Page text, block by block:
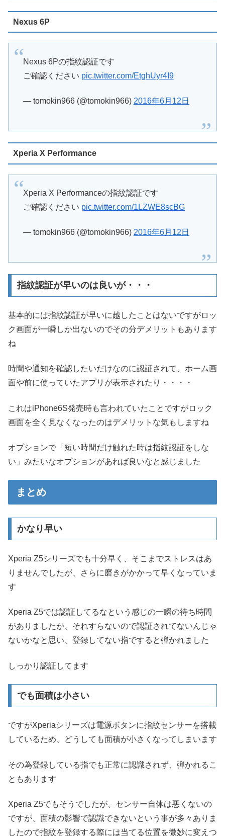
Nexus 6P
Nexus 6Pの指紋認証です
ご確認ください pic.twitter.com/EtghUyr4I9
— tomokin966 (@tomokin966) 2016年6月12日
Xperia X Performance
Xperia X Performanceの指紋認証です
ご確認ください pic.twitter.com/1LZWE8scBG
— tomokin966 (@tomokin966) 2016年6月12日
指紋認証が早いのは良いが・・・
基本的には指紋認証が早いに越したことはないですがロッ
ク画面が一瞬しか出ないのでその分デメリットもあります
ね
時間や通知を確認したいだけなのに認証されて、ホーム画
面や前に使っていたアプリが表示されたり・・・・
これはiPhone6S発売時も言われていたことですがロック
画面を全く見なくなったのはデメリットな気もしますね
オプションで「短い時間だけ触れた時は指紋認証をしな
い」みたいなオプションがあれば良いなと感じました
まとめ
かなり早い
Xperia Z5シリーズでも十分早く、そこまでストレスはあ
りませんでしたが、さらに磨きがかかって早くなっていま
す
Xperia Z5では認証してるなという感じの一瞬の待ち時間
がありましたが、それすらないので認証されてないんじゃ
ないかなと思い、登録してない指ですると弾かれました
しっかり認証してます
でも面積は小さい
ですがXperiaシリーズは電源ボタンに指紋センサーを搭載
しているため、どうしても面積が小さくなってしまいます
その為登録している指でも正常に認識されず、弾かれるこ
ともあります
Xperia Z5でもそうでしたが、センサー自体は悪くないの
ですが、面積の影響で認識できないという事が多々ありま
したので指紋を登録する際には当てる位置を微妙に変えつ